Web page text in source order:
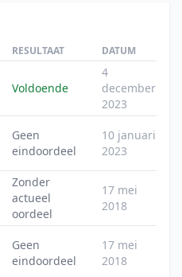
RESULTAAT DATUM
Voldoende
4
december
2023
Geen
eindoordeel
10 januari
2023
Zonder
actueel
oordeel
17 mei
2018
Geen
eindoordeel
17 mei
2018